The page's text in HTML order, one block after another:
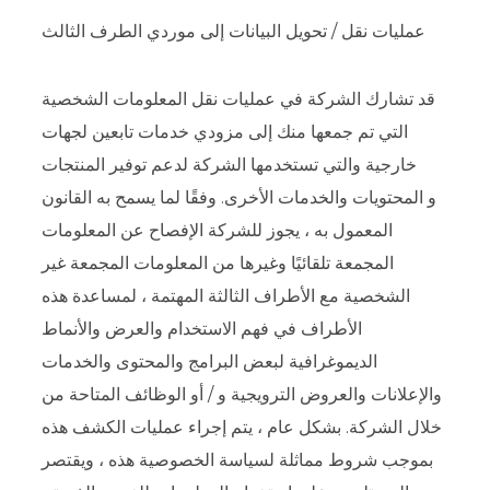
عمليات نقل / تحويل البيانات إلى موردي الطرف الثالث
قد تشارك الشركة في عمليات نقل المعلومات الشخصية
التي تم جمعها منك إلى مزودي خدمات تابعين لجهات
خارجية والتي تستخدمها الشركة لدعم توفير المنتجات
و المحتويات والخدمات الأخرى. وفقًا لما يسمح به القانون
المعمول به ، يجوز للشركة الإفصاح عن المعلومات
المجمعة تلقائيًا وغيرها من المعلومات المجمعة غير
الشخصية مع الأطراف الثالثة المهتمة ، لمساعدة هذه
الأطراف في فهم الاستخدام والعرض والأنماط
الديموغرافية لبعض البرامج والمحتوى والخدمات
والإعلانات والعروض الترويجية و / أو الوظائف المتاحة من
خلال الشركة. بشكل عام ، يتم إجراء عمليات الكشف هذه
بموجب شروط مماثلة لسياسة الخصوصية هذه ، ويقتصر